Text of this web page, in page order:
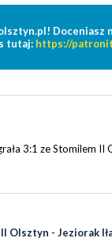
Doceniasz
tutaj: https://
3:1 ze Stomilem II
Olsztyn - Jeziorak